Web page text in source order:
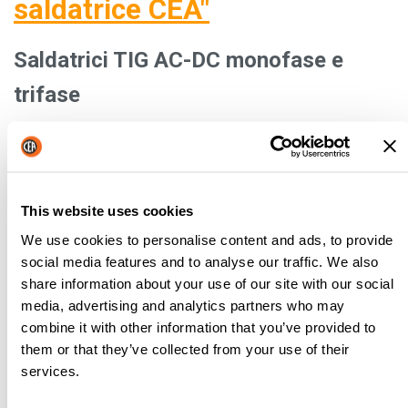
This website uses cookies
We use cookies to personalise content and ads, to provide
social media features and to analyse our traffic. We also
share information about your use of our site with our social
media, advertising and analytics partners who may
combine it with other information that you’ve provided to
them or that they’ve collected from your use of their
services.
saldatrice CEA"
Saldatrici TIG AC-DC monofase e
trifase
CEA ha una varietà di prodotti anche per questa linea di
saldatrici:
MATRIX 3000 AC/DC (trifase)
MATRIX 4100 AC/DC (trifase)
MATRIX 5100 AC/DC (trifase)
Tutti questi prodotti sono dotati di tecnologie
all'avanguardia e possono saldare qualsiasi tipo di
.
IMATRIX AC/DC